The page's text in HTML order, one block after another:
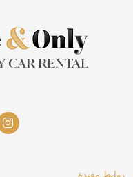
روابط مفيدة